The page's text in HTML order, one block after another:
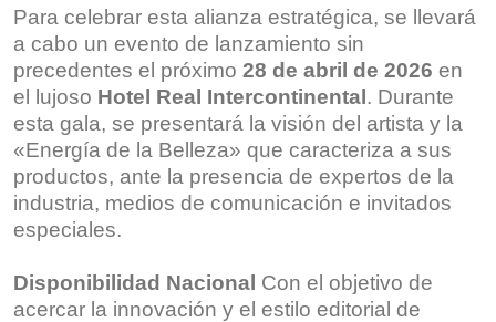
Para celebrar esta alianza estratégica, se llevará
a cabo un evento de lanzamiento sin
precedentes el próximo 28 de abril de 2026 en
el lujoso Hotel Real Intercontinental. Durante
esta gala, se presentará la visión del artista y la
«Energía de la Belleza» que caracteriza a sus
productos, ante la presencia de expertos de la
industria, medios de comunicación e invitados
especiales.
Disponibilidad Nacional Con el objetivo de
acercar la innovación y el estilo editorial de